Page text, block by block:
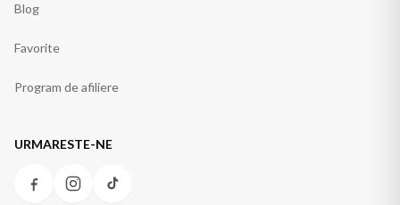
Blog
Favorite
Program de afiliere
URMARESTE-NE